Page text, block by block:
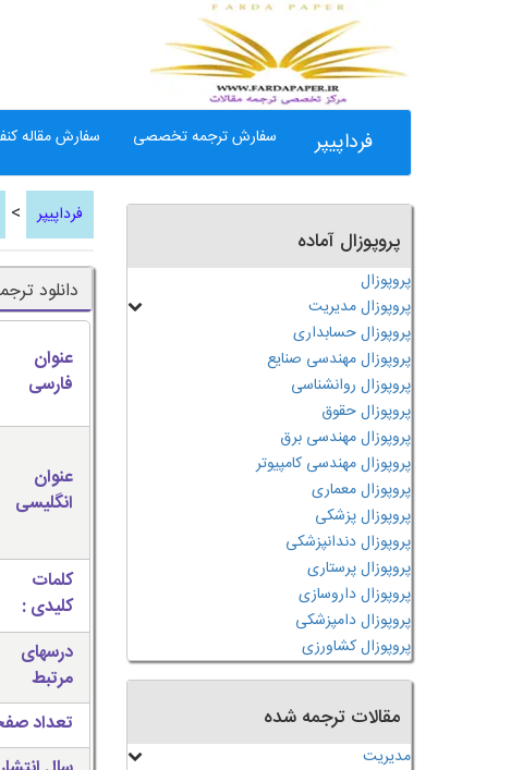
فرداپیپر سفارش ترجمه تخصصی سفارش مقاله
فرداپیپر >
دانلود
عنوان
فارسی
عنوان
انگلیسی
کلمات
کلیدی :
درسهای
مرتبط
تعداد
پروپوزال آماده
پروپوزال
پروپوزال مدیریت
پروپوزال حسابداری
پروپوزال مهندسی صنایع
پروپوزال روانشناسی
پروپوزال حقوق
پروپوزال مهندسی برق
پروپوزال مهندسی کامپیوتر
پروپوزال معماری
پروپوزال پزشکی
پروپوزال دندانپزشکی
پروپوزال پرستاری
پروپوزال داروسازی
پروپوزال دامپزشکی
پروپوزال کشاورزی
مقالات ترجمه شده
مدیریت